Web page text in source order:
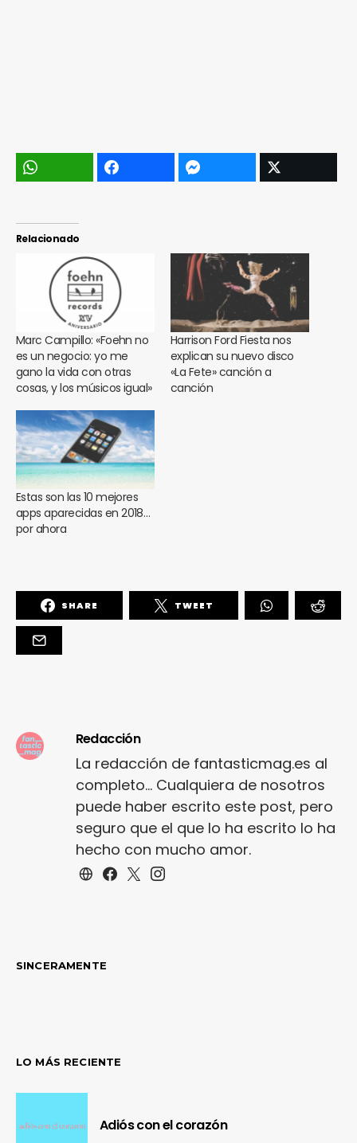
Relacionado
Marc Campillo: «Foehn no
es un negocio: yo me
gano la vida con otras
cosas, y los músicos igual»
Harrison Ford Fiesta nos
explican su nuevo disco
«La Fete» canción a
canción
Estas son las 10 mejores
apps aparecidas en 2018…
por ahora
SHARE TWEET
Redacción
La redacción de fantasticmag.es al
completo... Cualquiera de nosotros
puede haber escrito este post, pero
seguro que el que lo ha escrito lo ha
hecho con mucho amor.
SINCERAMENTE
LO MÁS RECIENTE
Adiós con el corazón